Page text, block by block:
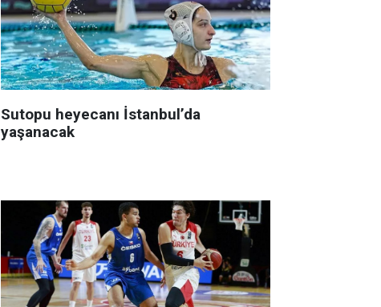
Sutopu heyecanı İstanbul’da
yaşanacak